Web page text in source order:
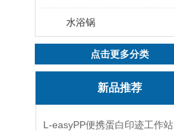
水浴锅
点击更多分类
新品推荐
L-easyPP便携蛋白印迹工作站